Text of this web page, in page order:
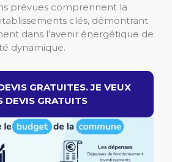
prévues comprennent la
clés, démontrant
dans l’avenir énergétique de
dynamique.
GRATUITES. JE VEUX
DEVIS GRATUITS